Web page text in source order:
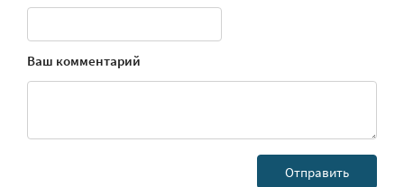
Ваш комментарий